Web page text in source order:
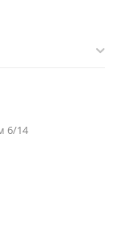
6/14